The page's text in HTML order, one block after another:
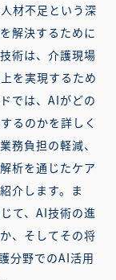
材不足という深
解決するために
術は、介護現場
を実現するため
では、AIがどの
るのかを詳しく
務負担の軽減、
析を通じたケア
介します。ま
て、AI技術の進
、そしてその将
分野でのAI活用